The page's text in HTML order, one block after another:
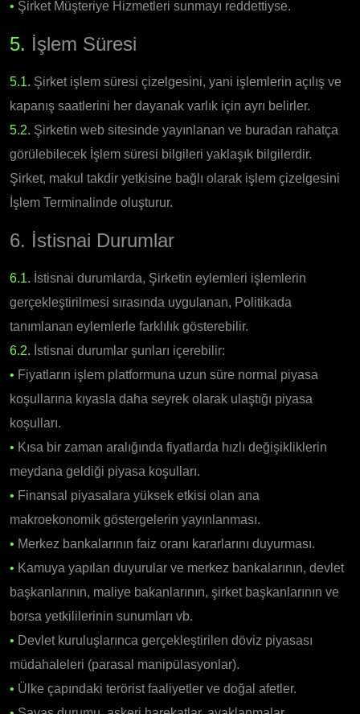
• Şirket Müşteriye Hizmetleri sunmayı reddettiyse.
5. İşlem Süresi
5.1. Şirket işlem süresi çizelgesini, yani işlemlerin açılış ve
kapanış saatlerini her dayanak varlık için ayrı belirler.
5.2. Şirketin web sitesinde yayınlanan ve buradan rahatça
görülebilecek İşlem süresi bilgileri yaklaşık bilgilerdir.
Şirket, makul takdir yetkisine bağlı olarak işlem çizelgesini
İşlem Terminalinde oluşturur.
6. İstisnai Durumlar
6.1. İstisnai durumlarda, Şirketin eylemleri işlemlerin
gerçekleştirilmesi sırasında uygulanan, Politikada
tanımlanan eylemlerle farklılık gösterebilir.
6.2. İstisnai durumlar şunları içerebilir:
• Fiyatların işlem platformuna uzun süre normal piyasa
koşullarına kıyasla daha seyrek olarak ulaştığı piyasa
koşulları.
• Kısa bir zaman aralığında fiyatlarda hızlı değişikliklerin
meydana geldiği piyasa koşulları.
• Finansal piyasalara yüksek etkisi olan ana
makroekonomik göstergelerin yayınlanması.
• Merkez bankalarının faiz oranı kararlarını duyurması.
• Kamuya yapılan duyurular ve merkez bankalarının, devlet
başkanlarının, maliye bakanlarının, şirket başkanlarının ve
borsa yetkililerinin sunumları vb.
• Devlet kuruluşlarınca gerçekleştirilen döviz piyasası
müdahaleleri (parasal manipülasyonlar).
• Ülke çapındaki terörist faaliyetler ve doğal afetler.